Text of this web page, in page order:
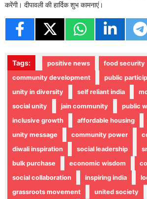
करेंगी। दीपावली की हार्दिक शुभ कामनाएं।
Tags: positive news
food security
community development
public
unity in diversity
self reliant india
social unity
jain community
public
inclusive growth
affordable housing
unity message
community power
diwali inspiration
social leadership
bulk purchase
economic wisdom
social collaboration
inspiring india
grassroots movement
united society